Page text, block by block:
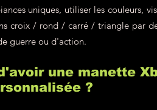
uniques, utiliser les couleurs,
croix / rond / carré / triangle par
guerre ou d'action.
une manette
?